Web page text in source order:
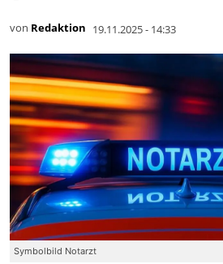
von Redaktion 19.11.2025 - 14:33
Symbolbild Notarzt